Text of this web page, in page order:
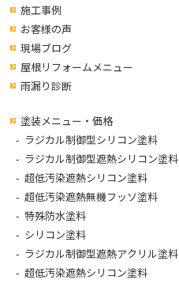
施工事例
お客様の声
現場ブログ
屋根リフォームメニュー
雨漏り診断
塗装メニュー・価格
ラジカル制御型シリコン塗料
ラジカル制御型遮熱シリコン塗料
超低汚染遮熱シリコン塗料
超低汚染遮熱無機フッソ塗料
特殊防水塗料
シリコン塗料
ラジカル制御型遮熱アクリル塗料
超低汚染遮熱シリコン塗料